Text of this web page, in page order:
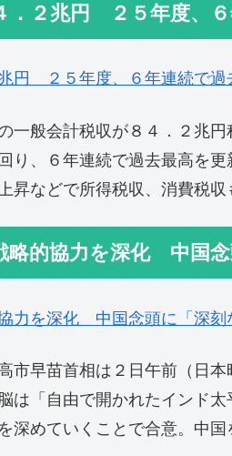
．２兆円 ２５年度、
円 ２５年度、６年連続で過
一般会計税収が８４．２兆
り、６年連続で過去最高を
昇などで所得税収、消費税収
略的協力を深化 中国念
力を深化 中国念頭に「深刻
市早苗首相は２日午前（日
は「自由で開かれたインド
深めていくことで合意。中